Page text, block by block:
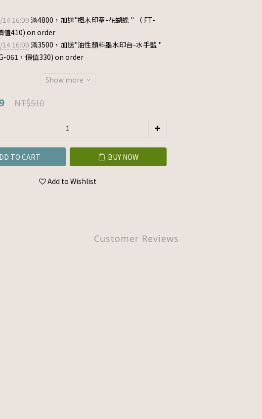
14 16:00滿4800，加送"楓木印章-花蝴蝶 " （ FT-
值410) on order
14 16:00滿3500，加送"油性顏料墨水印台-水手藍 "
061，價值330) on order
Show more
NT$510
TO CART BUY NOW
Add to Wishlist
Customer Reviews